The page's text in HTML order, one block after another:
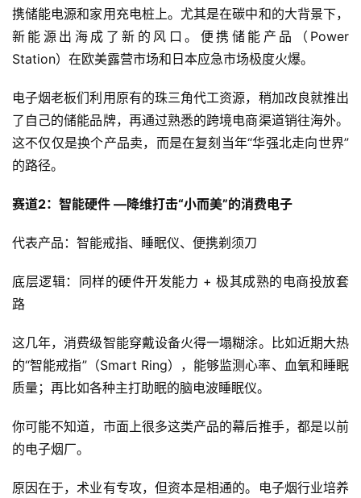
电
子
资
讯
电
携储能电源和家用充电桩上。尤其是在碳中和的大背景下，
新能源出海成了新的风口。便携储能产品（Power
Station）在欧美露营市场和日本应急市场极度火爆。
电子烟老板们利用原有的珠三角代工资源，稍加改良就推出
了自己的储能品牌，再通过熟悉的跨境电商渠道销往海外。
这不仅仅是换个产品卖，而是在复刻当年“华强北走向世界”
的路径。
赛道2：智能硬件 —降维打击“小而美”的消费电子
代表产品：智能戒指、睡眠仪、便携剃须刀
底层逻辑：同样的硬件开发能力 + 极其成熟的电商投放套
路
这几年，消费级智能穿戴设备火得一塌糊涂。比如近期大热
的“智能戒指”（Smart Ring），能够监测心率、血氧和睡眠
质量；再比如各种主打助眠的脑电波睡眠仪。
你可能不知道，市面上很多这类产品的幕后推手，都是以前
的电子烟厂。
原因在于，术业有专攻，但资本是相通的。电子烟行业培养